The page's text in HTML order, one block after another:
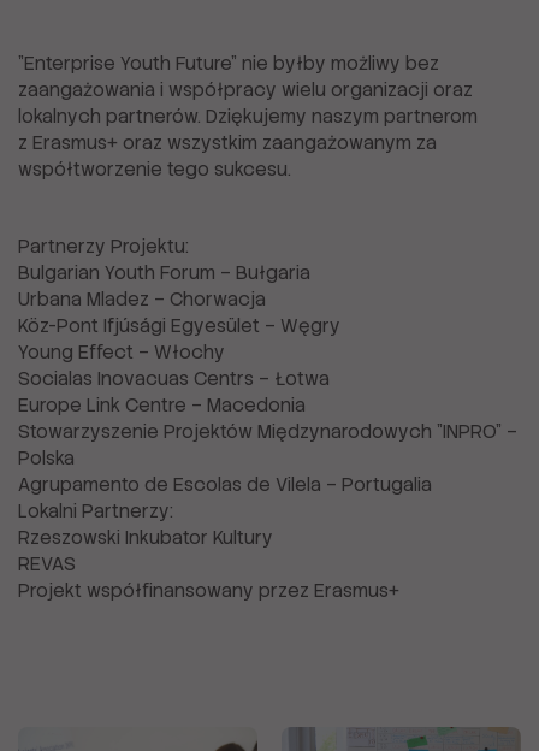
"Enterprise Youth Future" nie byłby możliwy bez
zaangażowania i współpracy wielu organizacji oraz
lokalnych partnerów. Dziękujemy naszym partnerom
z Erasmus+ oraz wszystkim zaangażowanym za
współtworzenie tego sukcesu.
Partnerzy Projektu:
Bulgarian Youth Forum – Bułgaria
Urbana Mladez – Chorwacja
Köz-Pont Ifjúsági Egyesület – Węgry
Young Effect – Włochy
Socialas Inovacuas Centrs – Łotwa
Europe Link Centre – Macedonia
Stowarzyszenie Projektów Międzynarodowych "INPRO" –
Polska
Agrupamento de Escolas de Vilela – Portugalia
Lokalni Partnerzy:
Rzeszowski Inkubator Kultury
REVAS
Projekt współfinansowany przez Erasmus+